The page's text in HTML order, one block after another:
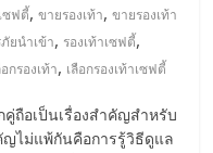
ซฟตี้,ขายรองเท้า,ขายรองเท้า
ยนำเข้า, รองเท้าเซฟตี้,
อกรองเท้า, เลือกรองเท้าเซฟตี้
ถือเป็นเรื่องสำคัญสำหรับ
ไม่แพ้กันคือการรู้วิธีดูแล